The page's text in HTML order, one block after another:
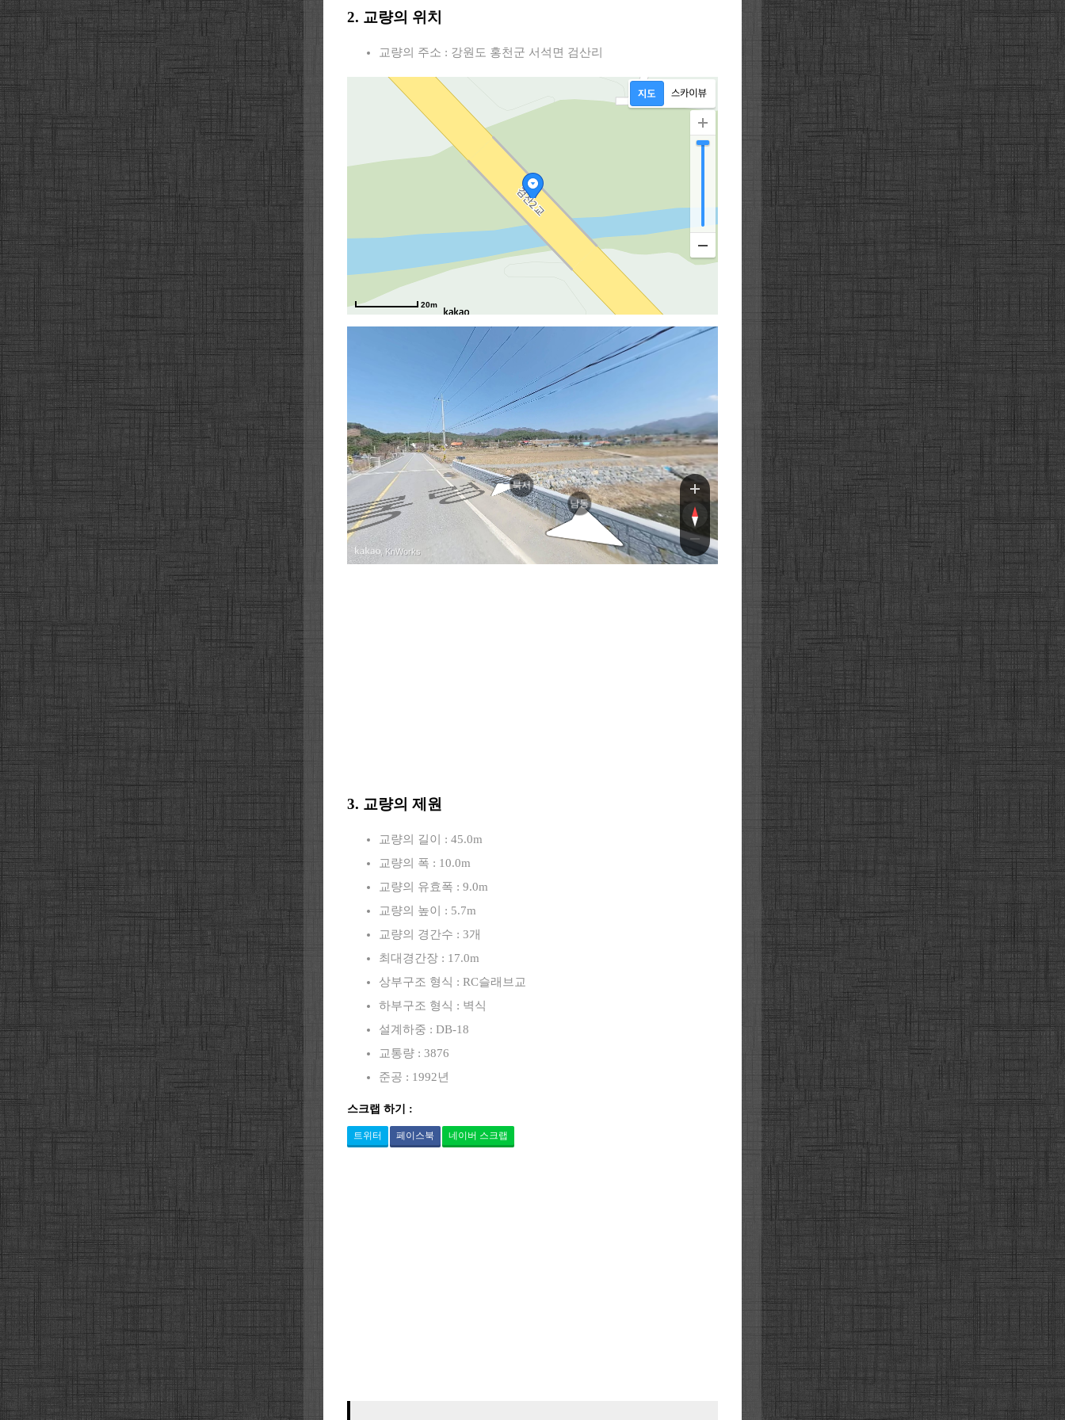
2. 교량의 위치
교량의 주소 : 강원도 홍천군 서석면 검산리
20m
북서
남동
, KnWorks
3. 교량의 제원
교량의 길이 : 45.0m
교량의 폭 : 10.0m
교량의 유효폭 : 9.0m
교량의 높이 : 5.7m
교량의 경간수 : 3개
최대경간장 : 17.0m
상부구조 형식 : RC슬래브교
하부구조 형식 : 벽식
설계하중 : DB-18
교통량 : 3876
준공 : 1992년
스크랩 하기 :
트위터 페이스북 네이버 스크랩